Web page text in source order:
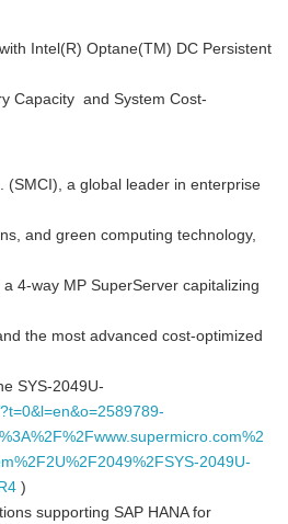
Intel(R) Optane(TM) DC Persistent
Capacity and System Cost-
(SMCI), a global leader in enterprise
and green computing technology,
4-way MP SuperServer capitalizing
the most advanced cost-optimized
SYS-2049U-
2049U-
)
supporting SAP HANA for